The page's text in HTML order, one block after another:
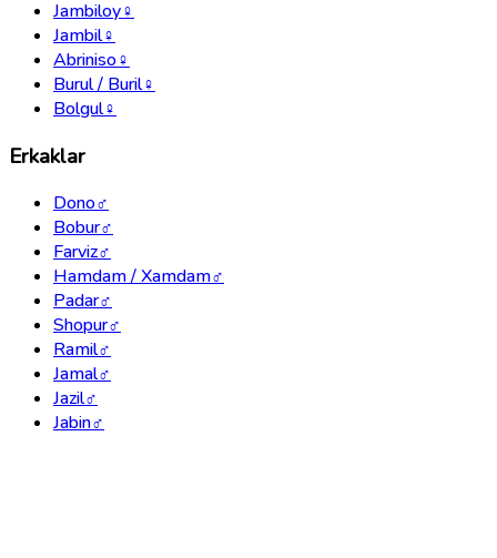
Jambiloy♀
Jambil♀
Abriniso♀
Burul / Buril♀
Bolgul♀
Erkaklar
Dono♂
Bobur♂
Farviz♂
Hamdam / Xamdam♂
Padar♂
Shopur♂
Ramil♂
Jamal♂
Jazil♂
Jabin♂